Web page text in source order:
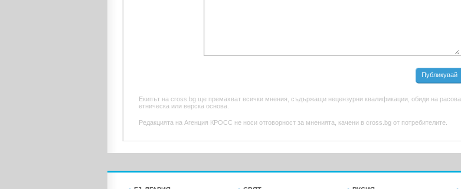
Публикувай
Екипът на cross.bg ще премахват всички мнения, съдържащи нецензурни квалификации, обиди на расова,
етническа или верска основа.
Редакцията на Агенция КРОСС не носи отговорност за мненията, качени в cross.bg от потребителите.